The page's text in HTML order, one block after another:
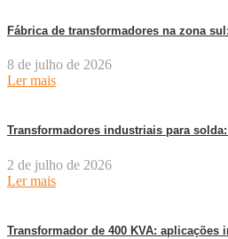
Fábrica de transformadores na zona
8 de julho de 2026
Ler mais
Transformadores industriais para
2 de julho de 2026
Ler mais
Transformador de 400 KVA: aplicações